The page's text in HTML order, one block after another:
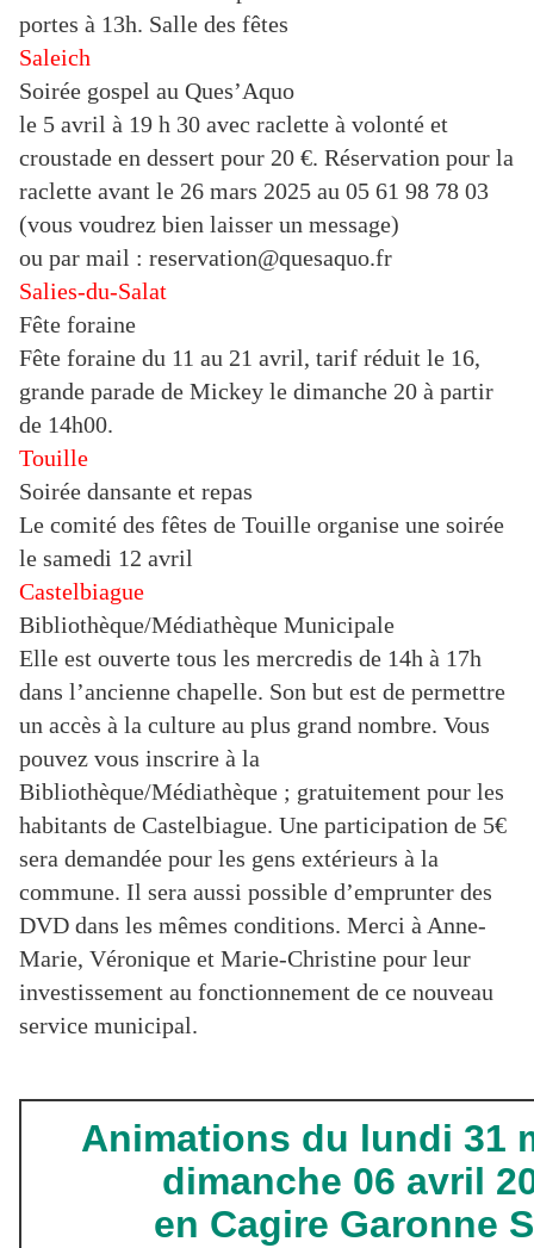
portes à 13h. Salle des fêtes
Saleich
Soirée gospel au Ques’Aquo
le 5 avril à 19 h 30 avec raclette à volonté et
croustade en dessert pour 20 €. Réservation pour la
raclette avant le 26 mars 2025 au 05 61 98 78 03
(vous voudrez bien laisser un message)
ou par mail : reservation@quesaquo.fr
Salies-du-Salat
Fête foraine
Fête foraine du 11 au 21 avril, tarif réduit le 16,
grande parade de Mickey le dimanche 20 à partir
de 14h00.
Touille
Soirée dansante et repas
Le comité des fêtes de Touille organise une soirée
le samedi 12 avril
Castelbiague
Bibliothèque/Médiathèque Municipale
Elle est ouverte tous les mercredis de 14h à 17h
dans l’ancienne chapelle. Son but est de permettre
un accès à la culture au plus grand nombre. Vous
pouvez vous inscrire à la
Bibliothèque/Médiathèque ; gratuitement pour les
habitants de Castelbiague. Une participation de 5€
sera demandée pour les gens extérieurs à la
commune. Il sera aussi possible d’emprunter des
DVD dans les mêmes conditions. Merci à Anne-
Marie, Véronique et Marie-Christine pour leur
investissement au fonctionnement de ce nouveau
service municipal.
Animations du lundi 31
dimanche 06 avril
en Cagire Garonne